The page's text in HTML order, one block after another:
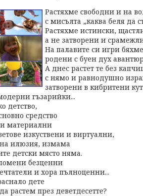
Растяхме свободни и на
с мисълта „каква беля да
Растяхме истински,
а не затворени и
На палавите си игри
родени с буен дух
А днес растет те без
с нямо и равнодушно
затворени в кибритени
гъзарийки...
детство,
средство
материални
изкуствени и виртуални,
илюзия, измама
детски място няма.
безценни
и хора пълноценни...
дете
растем през деветдесетте?